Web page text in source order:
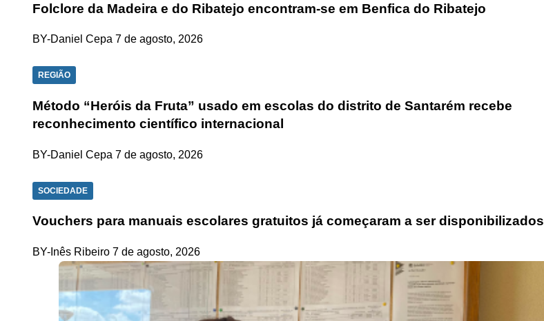
Folclore da Madeira e do Ribatejo encontram-se em Benfica do Ribatejo
BY-Daniel Cepa 7 de agosto, 2026
REGIÃO
Método “Heróis da Fruta” usado em escolas do distrito de Santarém recebe
reconhecimento científico internacional
BY-Daniel Cepa 7 de agosto, 2026
SOCIEDADE
Vouchers para manuais escolares gratuitos já começaram a ser disponibilizados
BY-Inês Ribeiro 7 de agosto, 2026